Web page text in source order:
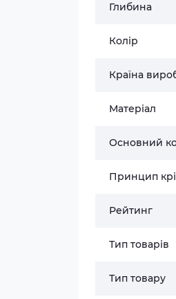
Глибина
Колір
Країна
Матеріал
Основний
Принцип
Рейтинг
Тип товарів
Тип товару